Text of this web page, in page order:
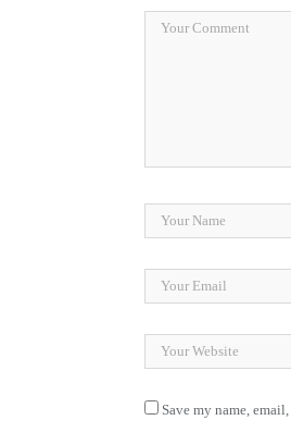
Save my name,